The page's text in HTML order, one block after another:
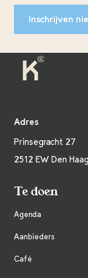
Inschrijven
Adres
Prinsegracht 27
2512 EW Den Haag
Te doen
Agenda
Aanbieders
Café